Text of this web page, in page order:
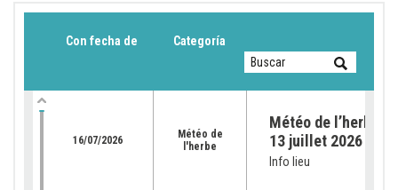
Con fecha de Categoría
16/07/2026
Météo de
l'herbe
Météo de l’herbe
13 juillet 2026
Info lieu